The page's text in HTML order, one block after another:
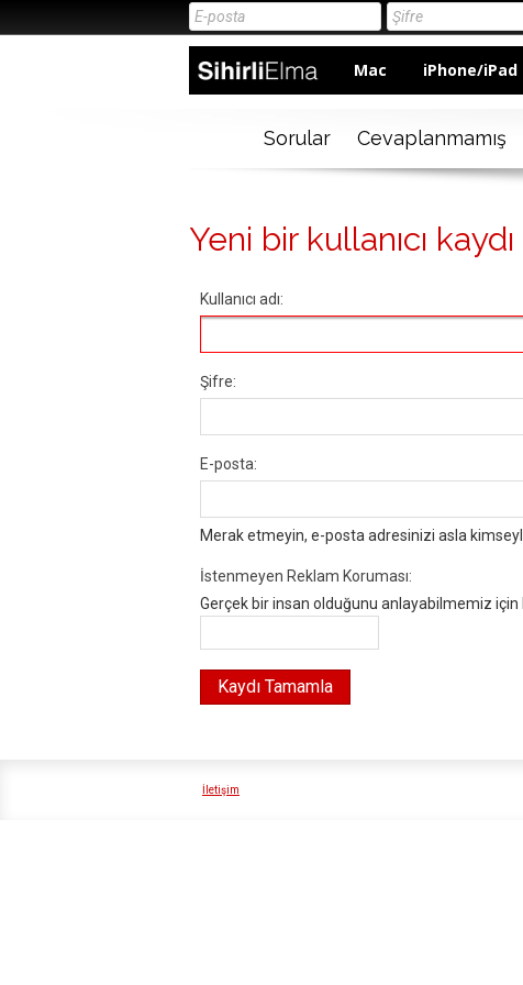
Mac iPhone/iPad
Sorular Cevaplanmamış
Yeni bir kullanıcı kaydı
Kullanıcı adı:
Şifre:
E-posta:
Merak etmeyin, e-posta adresinizi asla
İstenmeyen Reklam Koruması:
Gerçek bir insan olduğunu anlayabilmemiz için
İletişim